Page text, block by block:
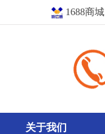
1688商城
关于我们